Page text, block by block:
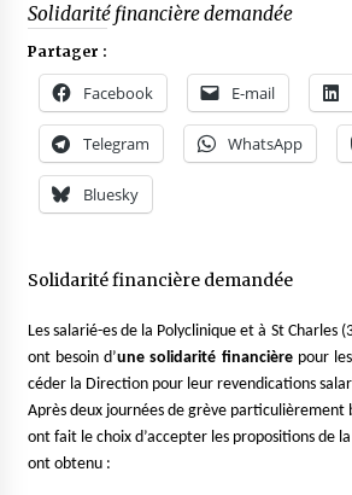
Solidarité financière demandée
Partager :
Facebook E-mail
Telegram WhatsApp
Bluesky
Solidarité financière demandée
Les salarié-es de la Polyclinique et à St Charles
ont besoin d’une solidarité financière pour
céder la Direction pour leur revendications
Après deux journées de grève particulièrement
ont fait le choix d’accepter les propositions de
ont obtenu :